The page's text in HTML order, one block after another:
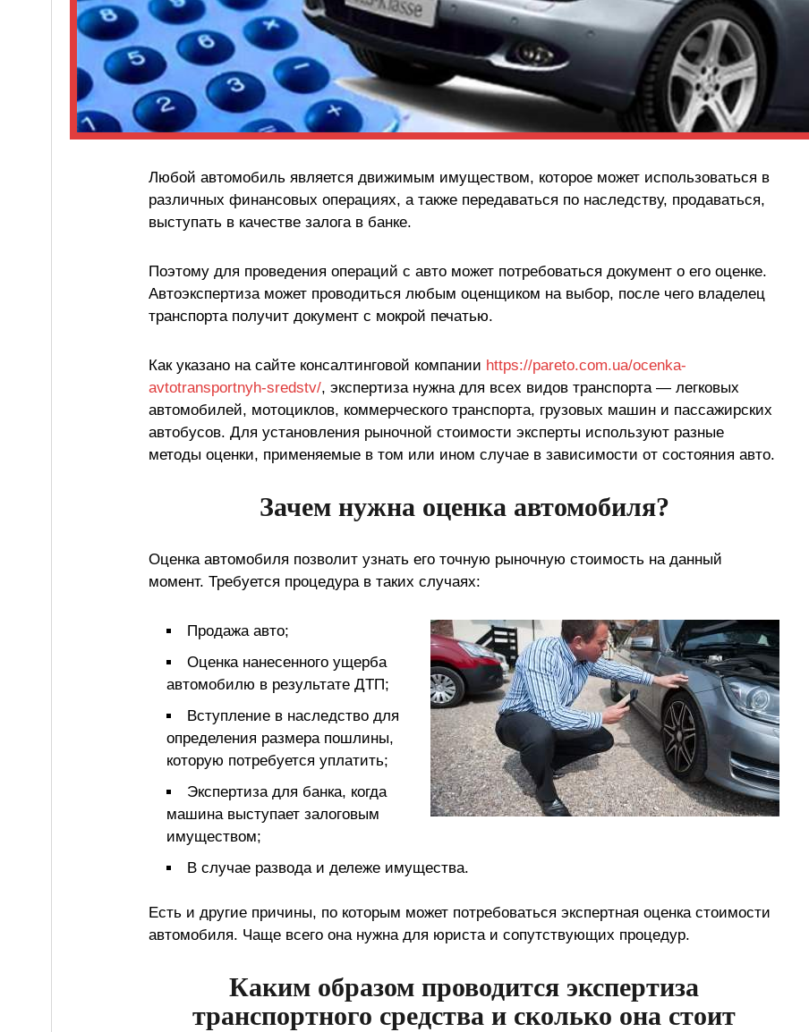
Любой автомобиль является движимым имуществом, которое может использоваться в
различных финансовых операциях, а также передаваться по наследству, продаваться,
выступать в качестве залога в банке.
Поэтому для проведения операций с авто может потребоваться документ о его оценке.
Автоэкспертиза может проводиться любым оценщиком на выбор, после чего владелец
транспорта получит документ с мокрой печатью.
Как указано на сайте консалтинговой компании https://pareto.com.ua/ocenka-
avtotransportnyh-sredstv/, экспертиза нужна для всех видов транспорта — легковых
автомобилей, мотоциклов, коммерческого транспорта, грузовых машин и пассажирских
автобусов. Для установления рыночной стоимости эксперты используют разные
методы оценки, применяемые в том или ином случае в зависимости от состояния авто.
Зачем нужна оценка автомобиля?
Оценка автомобиля позволит узнать его точную рыночную стоимость на данный
момент. Требуется процедура в таких случаях:
Продажа авто;
Оценка нанесенного ущерба
автомобилю в результате ДТП;
Вступление в наследство для
определения размера пошлины,
которую потребуется уплатить;
Экспертиза для банка, когда
машина выступает залоговым
имуществом;
В случае развода и дележе имущества.
Есть и другие причины, по которым может потребоваться экспертная оценка стоимости
автомобиля. Чаще всего она нужна для юриста и сопутствующих процедур.
Каким образом проводится экспертиза
транспортного средства и сколько она стоит